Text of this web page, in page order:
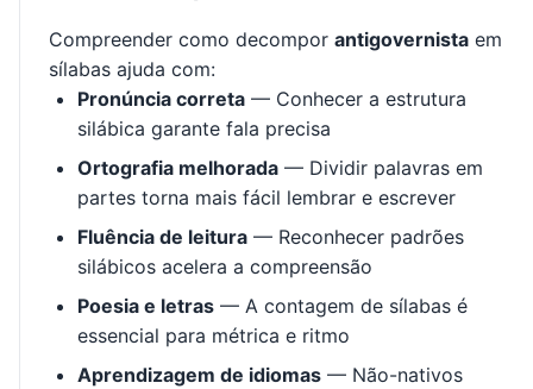
Compreender como decompor antigovernista em
sílabas ajuda com:
Pronúncia correta — Conhecer a estrutura
silábica garante fala precisa
Ortografia melhorada — Dividir palavras em
partes torna mais fácil lembrar e escrever
Fluência de leitura — Reconhecer padrões
silábicos acelera a compreensão
Poesia e letras — A contagem de sílabas é
essencial para métrica e ritmo
Aprendizagem de idiomas — Não-nativos